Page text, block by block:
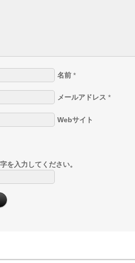
名前 *
メールアドレス *
Webサイト
を入力してください。